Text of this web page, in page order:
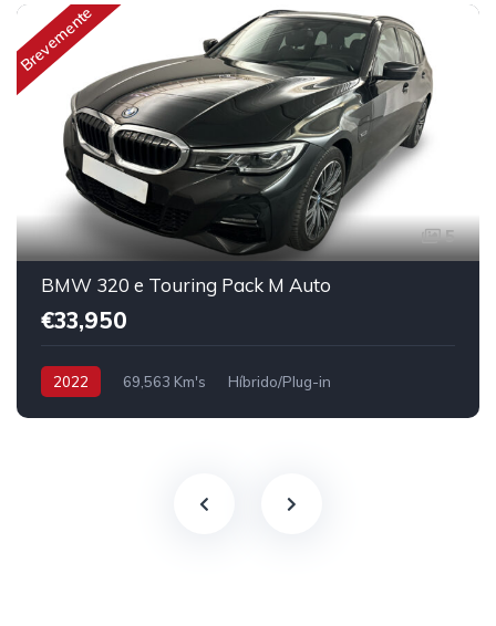
Brevemente
5
BMW 320 e Touring Pack M Auto
€33,950
2022 69,563 Km's Híbrido/Plug-in